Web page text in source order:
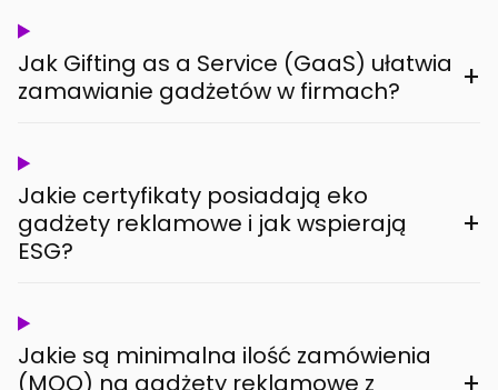
Jak Gifting as a Service (GaaS) ułatwia
zamawianie gadżetów w firmach?
+
Jakie certyfikaty posiadają eko
gadżety reklamowe i jak wspierają
ESG?
+
Jakie są minimalna ilość zamówienia
(MOQ) na gadżety reklamowe z